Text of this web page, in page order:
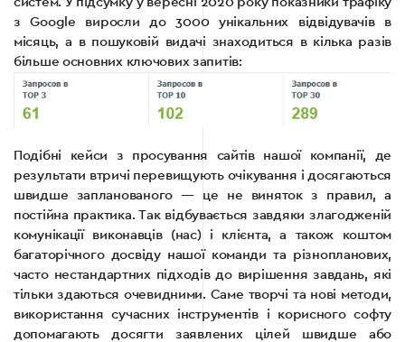
з Google виросли до 3000 унікальних відвідувачів в
місяць, а в пошуковій видачі знаходиться в кілька разів
більше основних ключових запитів:
Подібні кейси з просування сайтів нашої компанії, де
результати втричі перевищують очікування і досягаються
швидше запланованого — це не виняток з правил, а
постійна практика. Так відбувається завдяки злагодженій
комунікації виконавців (нас) і клієнта, а також коштом
багаторічного досвіду нашої команди та різнопланових,
часто нестандартних підходів до вирішення завдань, які
тільки здаються очевидними. Саме творчі та нові методи,
використання сучасних інструментів і корисного софту
допомагають досягти заявлених цілей швидше або